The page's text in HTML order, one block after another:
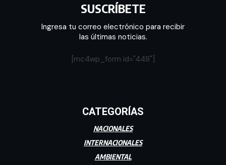
SUSCRÍBETE
Ingresa tu correo electrónico para recibir
las últimas noticias.
[mc4wp_form id="448"]
CATEGORÍAS
NACIONALES
INTERNACIONALES
AMBIENTAL